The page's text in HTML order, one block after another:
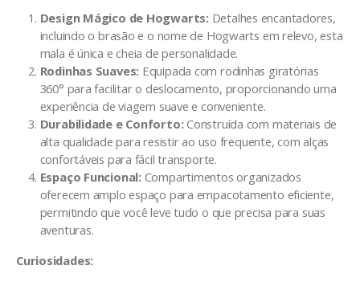
Design Mágico de Hogwarts: Detalhes encantadores,
incluindo o brasão e o nome de Hogwarts em relevo, esta
mala é única e cheia de personalidade.
Rodinhas Suaves: Equipada com rodinhas giratórias
360° para facilitar o deslocamento, proporcionando uma
experiência de viagem suave e conveniente.
Durabilidade e Conforto: Construída com materiais de
alta qualidade para resistir ao uso frequente, com alças
confortáveis para fácil transporte.
Espaço Funcional: Compartimentos organizados
oferecem amplo espaço para empacotamento eficiente,
permitindo que você leve tudo o que precisa para suas
aventuras.
Curiosidades: